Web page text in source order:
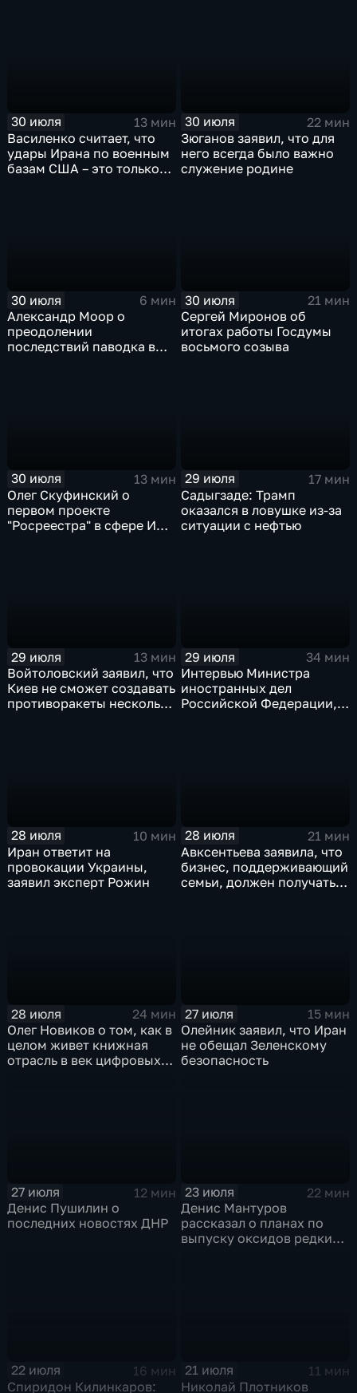
30 июля
13 мин
Василенко считает, что
удары Ирана по военным
базам США – это только
30 июля
22 мин
Зюганов заявил, что для
него всегда было важно
служение родине
30 июля
6 мин
Александр Моор о
преодолении
последствий паводка в
30 июля
21 мин
Сергей Миронов об
итогах работы Госдумы
восьмого созыва
30 июля
13 мин
Олег Скуфинский о
первом проекте
"Росреестра" в сфере ИИ
29 июля
17 мин
Садыгзаде: Трамп
оказался в ловушке из-за
ситуации с нефтью
29 июля
13 мин
Войтоловский заявил, что
Киев не сможет создавать
противоракеты несколько
29 июля
34 мин
Интервью Министра
иностранных дел
Российской Федерации,
28 июля
10 мин
Иран ответит на
провокации Украины,
заявил эксперт Рожин
28 июля
21 мин
Авксентьева заявила, что
бизнес, поддерживающий
семьи, должен получать
28 июля
24 мин
Олег Новиков о том, как в
целом живет книжная
отрасль в век цифровых
27 июля
15 мин
Олейник заявил, что Иран
не обещал Зеленскому
безопасность
27 июля
12 мин
Денис Пушилин о
последних новостях ДНР
23 июля
22 мин
Денис Мантуров
рассказал о планах по
выпуску оксидов редких
22 июля
16 мин
Спиридон Килинкаров:
21 июля
11 мин
Николай Плотников